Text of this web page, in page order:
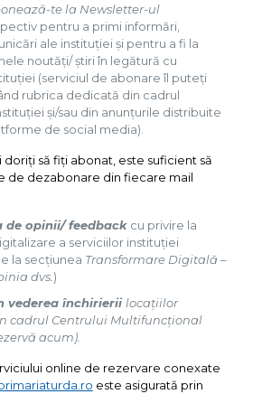
te la Newsletter-ul
pentru a primi informări,
ale instituției și pentru a fi la
noutăți/ știri în legătură cu
(serviciul de abonare îl puteți
rubrica dedicată din cadrul
și/sau din anunțurile distribuite
de social media).
doriți să fiți abonat, este suficient să
de dezabonare din fiecare mail
de opinii/ feedback cu privire la
a serviciilor instituției
la secțiunea Transformare Digitală –
dvs.)
vederea închirierii locațiilor
cadrul Centrului Multifuncțional
acum).
online de rezervare conexate
este asigurată prin